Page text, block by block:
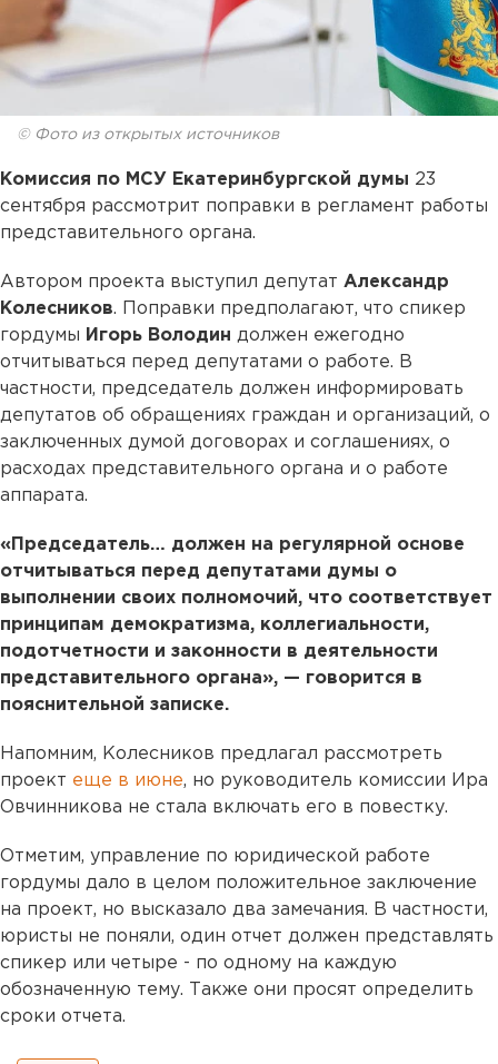
© Фото из открытых источников
Комиссия по МСУ Екатеринбургской думы 23
сентября рассмотрит поправки в регламент работы
представительного органа.
Автором проекта выступил депутат Александр
Колесников. Поправки предполагают, что спикер
гордумы Игорь Володин должен ежегодно
отчитываться перед депутатами о работе. В
частности, председатель должен информировать
депутатов об обращениях граждан и организаций, о
заключенных думой договорах и соглашениях, о
расходах представительного органа и о работе
аппарата.
«Председатель… должен на регулярной основе
отчитываться перед депутатами думы о
выполнении своих полномочий, что соответствует
принципам демократизма, коллегиальности,
подотчетности и законности в деятельности
представительного органа», — говорится в
пояснительной записке.
Напомним, Колесников предлагал рассмотреть
проект еще в июне, но руководитель комиссии Ира
Овчинникова не стала включать его в повестку.
Отметим, управление по юридической работе
гордумы дало в целом положительное заключение
на проект, но высказало два замечания. В частности,
юристы не поняли, один отчет должен представлять
спикер или четыре - по одному на каждую
обозначенную тему. Также они просят определить
сроки отчета.